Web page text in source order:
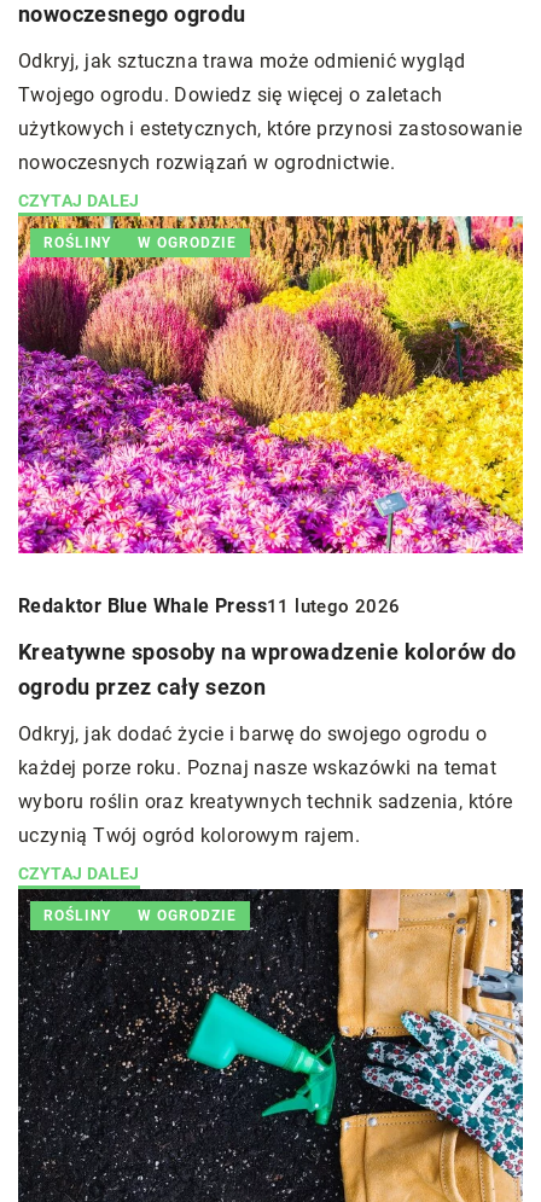
nowoczesnego ogrodu
Odkryj, jak sztuczna trawa może odmienić wygląd
Twojego ogrodu. Dowiedz się więcej o zaletach
użytkowych i estetycznych, które przynosi zastosowanie
nowoczesnych rozwiązań w ogrodnictwie.
CZYTAJ DALEJ
ROŚLINY W OGRODZIE
Redaktor Blue Whale Press11 lutego 2026
Kreatywne sposoby na wprowadzenie kolorów do
ogrodu przez cały sezon
Odkryj, jak dodać życie i barwę do swojego ogrodu o
każdej porze roku. Poznaj nasze wskazówki na temat
wyboru roślin oraz kreatywnych technik sadzenia, które
uczynią Twój ogród kolorowym rajem.
CZYTAJ DALEJ
ROŚLINY W OGRODZIE